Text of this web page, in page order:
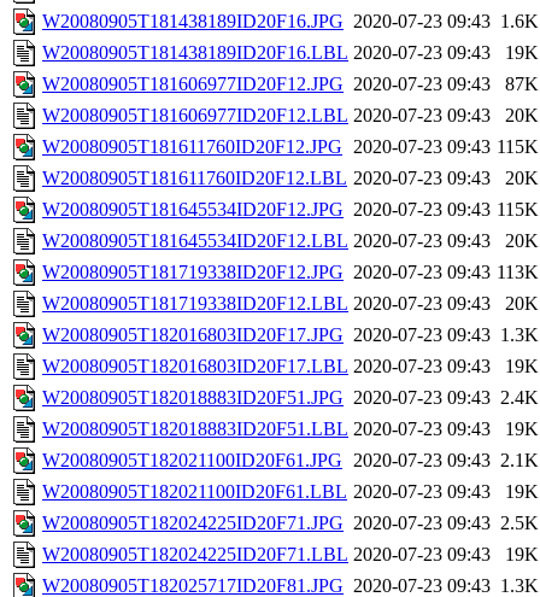
W20080905T181438189ID20F16.JPG 2020-07-23 09:43 1.6K
W20080905T181438189ID20F16.LBL 2020-07-23 09:43
19K
W20080905T181606977ID20F12.JPG 2020-07-23 09:43
87K
W20080905T181606977ID20F12.LBL 2020-07-23 09:43
20K
W20080905T181611760ID20F12.JPG 2020-07-23 09:43 115K
W20080905T181611760ID20F12.LBL 2020-07-23 09:43
20K
W20080905T181645534ID20F12.JPG 2020-07-23 09:43 115K
W20080905T181645534ID20F12.LBL 2020-07-23 09:43
20K
W20080905T181719338ID20F12.JPG 2020-07-23 09:43 113K
W20080905T181719338ID20F12.LBL 2020-07-23 09:43
20K
W20080905T182016803ID20F17.JPG 2020-07-23 09:43 1.3K
W20080905T182016803ID20F17.LBL 2020-07-23 09:43
19K
W20080905T182018883ID20F51.JPG 2020-07-23 09:43 2.4K
W20080905T182018883ID20F51.LBL 2020-07-23 09:43
19K
W20080905T182021100ID20F61.JPG 2020-07-23 09:43 2.1K
W20080905T182021100ID20F61.LBL 2020-07-23 09:43
19K
W20080905T182024225ID20F71.JPG 2020-07-23 09:43 2.5K
W20080905T182024225ID20F71.LBL 2020-07-23 09:43
19K
W20080905T182025717ID20F81.JPG 2020-07-23 09:43 1.3K